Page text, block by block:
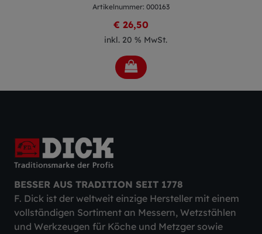
Artikelnummer: 000163
€ 26,50
inkl. 20 % MwSt.
BESSER AUS TRADITION SEIT 1778
F. Dick ist der weltweit einzige Hersteller mit einem
vollständigen Sortiment an Messern, Wetzstählen
und Werkzeugen für Köche und Metzger sowie